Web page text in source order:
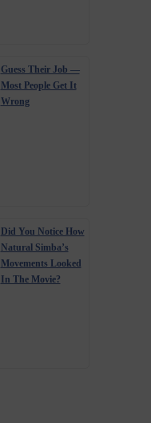
Guess Their Job —
Most People Get It
Wrong
Did You Notice How
Natural Simba’s
Movements Looked
In The Movie?